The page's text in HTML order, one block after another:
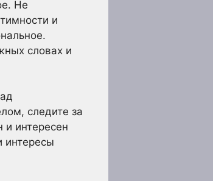
Не
и
словах и
следите за
интересен
интересы